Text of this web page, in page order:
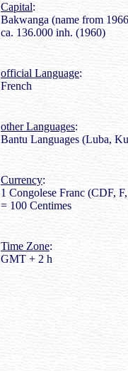
Capital:
Bakwanga (name from
ca. 136.000 inh. (1960)
official Language:
French
other Languages:
Bantu Languages (Luba,
Currency:
1 Congolese Franc (CDF,
= 100 Centimes
Time Zone:
GMT + 2 h